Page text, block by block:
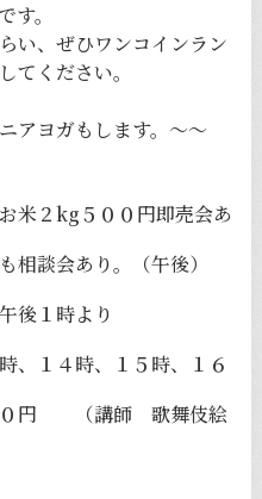
。
い、ぜひワンコインラン
てください。
アヨガもします。〜〜
２kg５００円即売会あ
相談会あり。
（午後）
１時より
、１４時、１５時、１６
（講師 歌舞伎絵